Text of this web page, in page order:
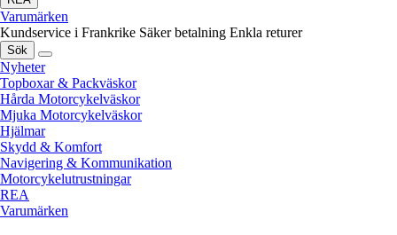
Varumärken
Kundservice i Frankrike Säker betalning Enkla returer
Sök
Nyheter
Topboxar & Packväskor
Hårda Motorcykelväskor
Mjuka Motorcykelväskor
Hjälmar
Skydd & Komfort
Navigering & Kommunikation
Motorcykelutrustningar
REA
Varumärken